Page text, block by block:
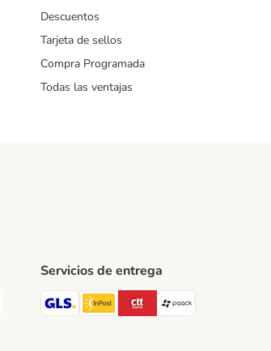
Descuentos
Tarjeta de sellos
Compra Programada
Todas las ventajas
MethodMethod
Servicios de entrega
GLS Shipping Method
InPost Shipping Method
CTTExpress Shipping
paack